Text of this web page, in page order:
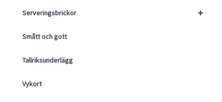
+
Serveringsbrickor
Smått och gott
Tallriksunderlägg
Vykort